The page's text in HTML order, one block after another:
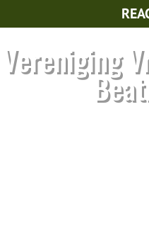
Vereniging